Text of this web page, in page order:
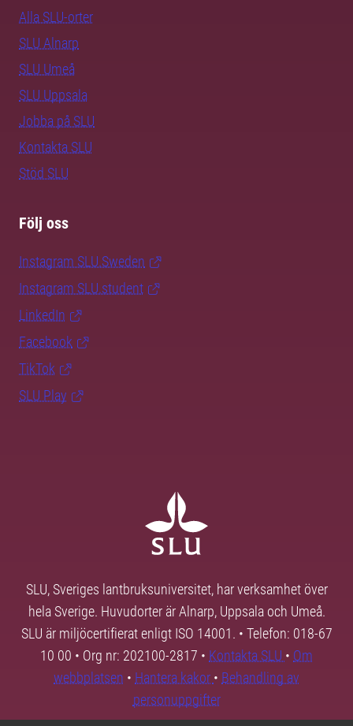
Alla SLU-orter
SLU Alnarp
SLU Umeå
SLU Uppsala
Jobba på SLU
Kontakta SLU
Stöd SLU
Följ oss
Instagram SLU.Sweden
Instagram SLU.student
LinkedIn
Facebook
TikTok
SLU Play
SLU, Sveriges lantbruksuniversitet, har verksamhet över
hela Sverige. Huvudorter är Alnarp, Uppsala och Umeå.
SLU är miljöcertifierat enligt ISO 14001. • Telefon: 018-67
10 00 • Org nr: 202100-2817 • Kontakta SLU • Om
webbplatsen • Hantera kakor • Behandling av
personuppgifter